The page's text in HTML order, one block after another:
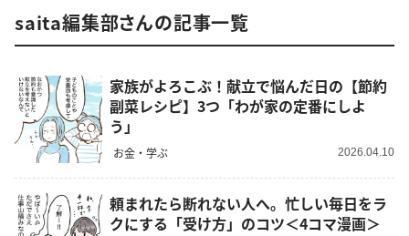
saita編集部さんの記事一覧
家族がよろこぶ！献立で悩んだ日の【節約
副菜レシピ】3つ「わが家の定番にしよ
う」
お金・学ぶ 2026.04.10
頼まれたら断れない人へ。忙しい毎日をラ
クにする「受け方」のコツ＜4コマ漫画＞